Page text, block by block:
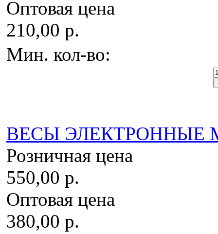
Оптовая цена
210,00 р.
Мин. кол-во:
ВЕСЫ ЭЛЕКТРОННЫЕ
Розничная цена
550,00 р.
Оптовая цена
380,00 р.